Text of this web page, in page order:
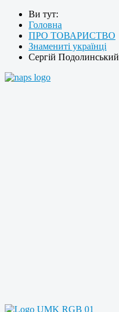
Ви тут:
Головна
ПРО ТОВАРИСТВО
Знамениті українці
Сергій Подолинський